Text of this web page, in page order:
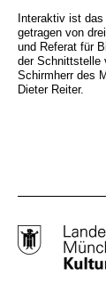
Interaktiv ist
getragen von
und Referat für
der Schnittstelle
Schirmherr des
Dieter Reiter.